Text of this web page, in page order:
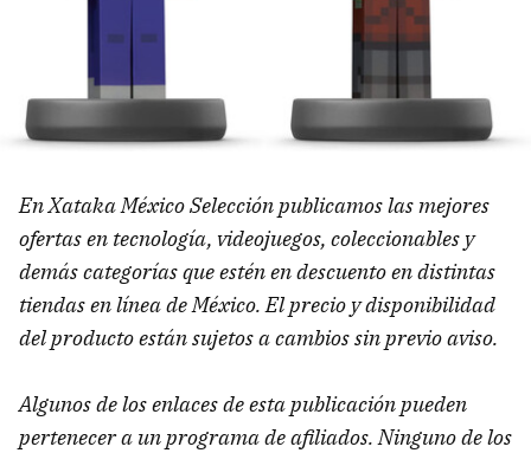
En Xataka México Selección publicamos las mejores
ofertas en tecnología, videojuegos, coleccionables y
demás categorías que estén en descuento en distintas
tiendas en línea de México. El precio y disponibilidad
del producto están sujetos a cambios sin previo aviso.
Algunos de los enlaces de esta publicación pueden
pertenecer a un programa de afiliados. Ninguno de los